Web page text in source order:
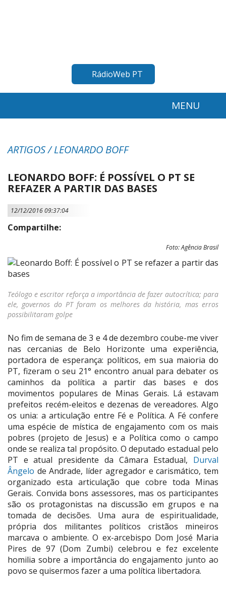
RádioWeb PT
MENU
ARTIGOS / LEONARDO BOFF
LEONARDO BOFF: É POSSÍVEL O PT SE
REFAZER A PARTIR DAS BASES
12/12/2016 09:37:04
Compartilhe:
Foto: Agência Brasil
Teólogo e escritor reforça a importância de fazer autocrítica; para
ele, governos do PT foram os melhores da história, mas erros
possibilitaram golpe
No fim de semana de 3 e 4 de dezembro coube-me viver
nas cercanias de Belo Horizonte uma experiência,
portadora de esperança: políticos, em sua maioria do
PT, fizeram o seu 21° encontro anual para debater os
caminhos da política a partir das bases e dos
movimentos populares de Minas Gerais. Lá estavam
prefeitos recém-eleitos e dezenas de vereadores. Algo
os unia: a articulação entre Fé e Política. A Fé confere
uma espécie de mística de engajamento com os mais
pobres (projeto de Jesus) e a Política como o campo
onde se realiza tal propósito. O deputado estadual pelo
PT e atual presidente da Câmara Estadual, Durval
Ângelo de Andrade, líder agregador e carismático, tem
organizado esta articulação que cobre toda Minas
Gerais. Convida bons assessores, mas os participantes
são os protagonistas na discussão em grupos e na
tomada de decisões. Uma aura de espiritualidade,
própria dos militantes políticos cristãos mineiros
marcava o ambiente. O ex-arcebispo Dom José Maria
Pires de 97 (Dom Zumbi) celebrou e fez excelente
homilia sobre a importância do engajamento junto ao
povo se quisermos fazer a uma política libertadora.